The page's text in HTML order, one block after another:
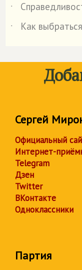
˙
˙
Как
Сергей
Официальный
Интернет-
Telegram
Дзен
Twitter
ВКонтакте
Одноклассники
Партия